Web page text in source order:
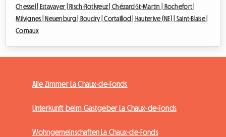
Chessel | Estavayer | Risch-Rotkreuz | Chézard-St-Martin |
Rochefort |
Milvignes | Neuenburg | Boudry |Cortaillod | Hauterive (NE) | Saint-Blaise |
Cornaux
Alle Zimmer La Chaux-de-Fonds
Unterkunft beim Gastgeber La Chaux-de-Fonds
Wohngemeinschaften La Chaux-de-Fonds